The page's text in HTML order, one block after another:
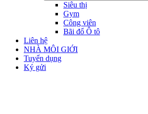
Siêu thị
Gym
Công viên
Bãi đổ Ô tô
Liên hệ
NHÀ MÔI GIỚI
Tuyển dụng
Ký gửi